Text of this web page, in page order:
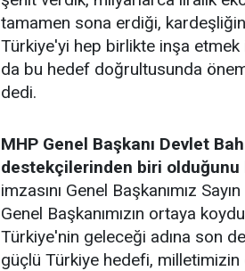
tamamen sona erdiği,
Türkiye'yi hep birlikte inşa
da bu hedef doğrultusunda
dedi.
MHP Genel Başkanı Devlet
destekçilerinden biri olduğunu
imzasını Genel Başkanımız
Genel Başkanımızın ortaya
Türkiye'nin geleceği adına son
güçlü Türkiye hedefi,